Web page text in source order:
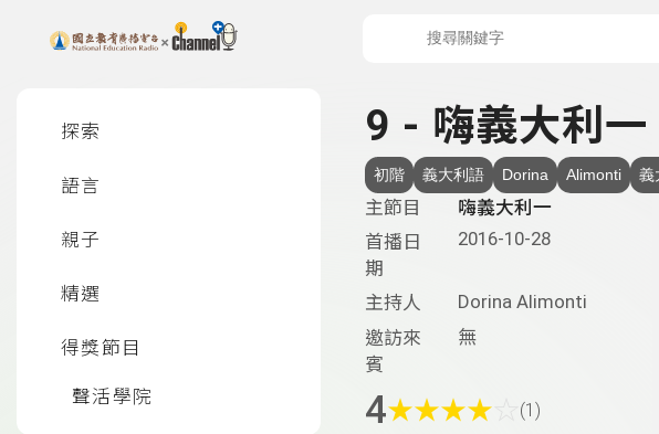
上方功能區塊
探索
語言
親子
精選
得獎節目
聲活學院
9 - 嗨義大利
初階 義大利語 Dorina Alimonti 義
主節目
嗨義大利一
首播日
期
2016-10-28
主持人
Dorina Alimonti
邀訪來
賓
無
4★★★★ (1)